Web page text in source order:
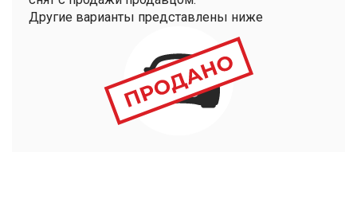
Другие варианты представлены ниже